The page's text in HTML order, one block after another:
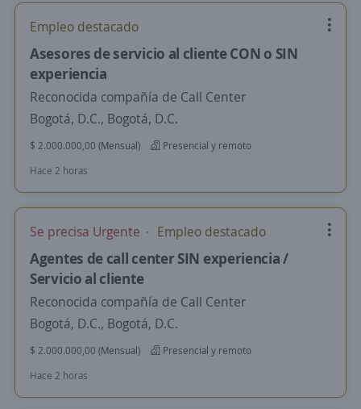
Empleo destacado
Asesores de servicio al cliente CON o SIN
experiencia
Reconocida compañía de Call Center
Bogotá, D.C., Bogotá, D.C.
$ 2.000.000,00 (Mensual)
Presencial y remoto
Hace 2 horas
Se precisa Urgente Empleo destacado
Agentes de call center SIN experiencia /
Servicio al cliente
Reconocida compañía de Call Center
Bogotá, D.C., Bogotá, D.C.
$ 2.000.000,00 (Mensual)
Presencial y remoto
Hace 2 horas